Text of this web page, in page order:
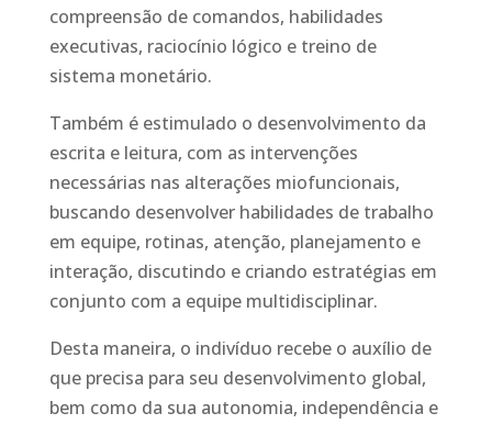
compreensão de comandos, habilidades
executivas, raciocínio lógico e treino de
sistema monetário.
Também é estimulado o desenvolvimento da
escrita e leitura, com as intervenções
necessárias nas alterações miofuncionais,
buscando desenvolver habilidades de trabalho
em equipe, rotinas, atenção, planejamento e
interação, discutindo e criando estratégias em
conjunto com a equipe multidisciplinar.
Desta maneira, o indivíduo recebe o auxílio de
que precisa para seu desenvolvimento global,
bem como da sua autonomia, independência e